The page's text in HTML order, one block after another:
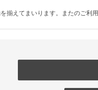
揃えてまいります。またのご利